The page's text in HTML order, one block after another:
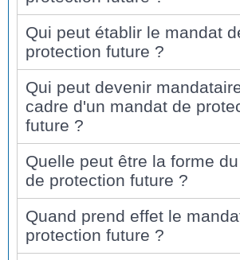
Qui peut établir le mandat
protection future ?
Qui peut devenir
cadre d'un mandat de
future ?
Quelle peut être la forme
de protection future ?
Quand prend effet le
protection future ?